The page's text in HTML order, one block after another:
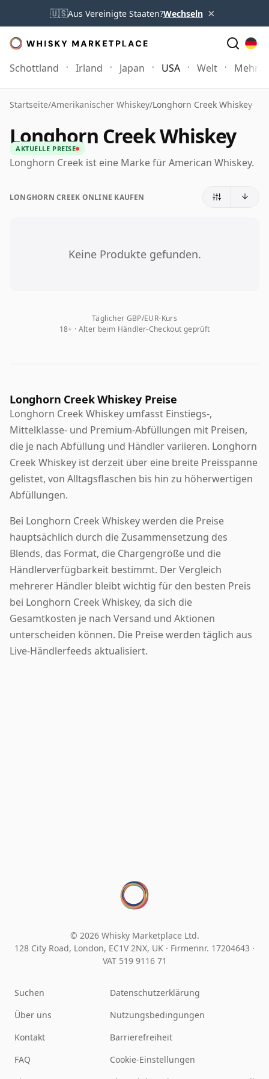
🇺🇸Aus Vereinigte Staaten?Wechseln ×
Schottland Irland Japan USA Welt Mehr
Startseite/Amerikanischer Whiskey/Longhorn Creek Whiskey
Longhorn Creek Whiskey
AKTUELLE PREISE
Longhorn Creek ist eine Marke für American Whiskey.
LONGHORN CREEK ONLINE KAUFEN
Keine Produkte gefunden.
Täglicher GBP/EUR-Kurs
18+ · Alter beim Händler-Checkout geprüft
Longhorn Creek Whiskey Preise
Longhorn Creek Whiskey umfasst Einstiegs-,
Mittelklasse- und Premium-Abfüllungen mit Preisen,
die je nach Abfüllung und Händler variieren. Longhorn
Creek Whiskey ist derzeit über eine breite Preisspanne
gelistet, von Alltagsflaschen bis hin zu höherwertigen
Abfüllungen.
Bei Longhorn Creek Whiskey werden die Preise
hauptsächlich durch die Zusammensetzung des
Blends, das Format, die Chargengröße und die
Händlerverfügbarkeit bestimmt. Der Vergleich
mehrerer Händler bleibt wichtig für den besten Preis
bei Longhorn Creek Whiskey, da sich die
Gesamtkosten je nach Versand und Aktionen
unterscheiden können. Die Preise werden täglich aus
Live-Händlerfeeds aktualisiert.
© 2026 Whisky Marketplace Ltd.
128 City Road, London, EC1V 2NX, UK · Firmennr. 17204643 ·
VAT 519 9116 71
Suchen
Über uns
Kontakt
FAQ
Datenschutzerklärung
Nutzungsbedingungen
Barrierefreiheit
Cookie-Einstellungen